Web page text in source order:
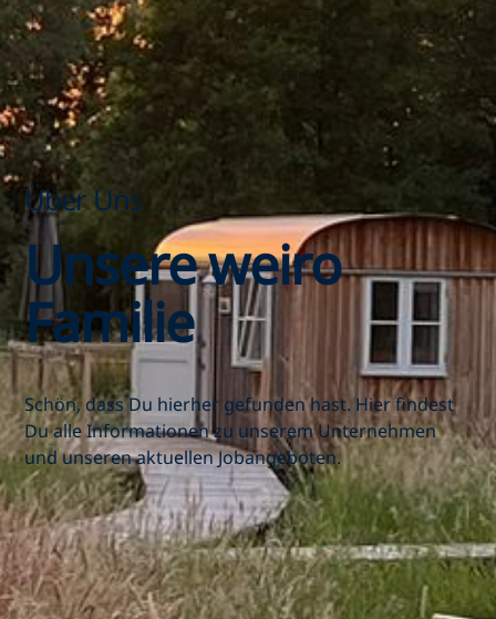
Über Uns
Unsere weiro
Familie
Schön, dass Du hierher gefunden hast. Hier findest
Du alle Informationen zu unserem Unternehmen
und unseren aktuellen Jobangeboten.